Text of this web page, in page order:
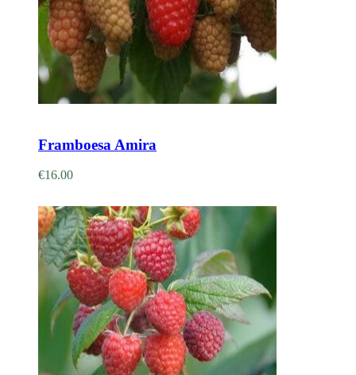
Framboesa Amira
€16.00